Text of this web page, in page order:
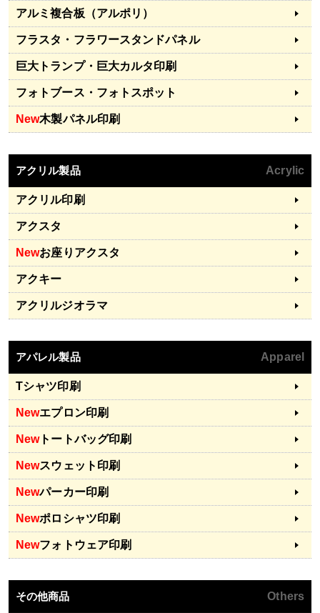
アルミ複合板（アルポリ）
フラスタ・フラワースタンドパネル
巨大トランプ・巨大カルタ印刷
フォトブース・フォトスポット
New木製パネル印刷
アクリル製品 Acrylic
アクリル印刷
アクスタ
Newお座りアクスタ
アクキー
アクリルジオラマ
アパレル製品 Apparel
Tシャツ印刷
Newエプロン印刷
Newトートバッグ印刷
Newスウェット印刷
Newパーカー印刷
Newポロシャツ印刷
Newフォトウェア印刷
その他商品 Others